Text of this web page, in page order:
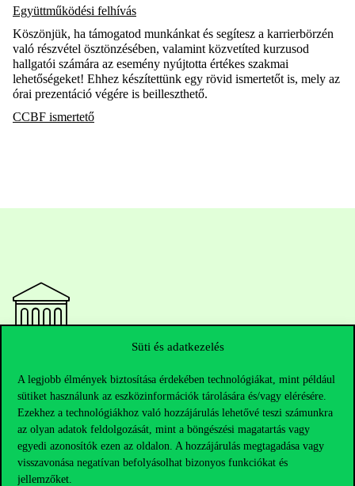
Süti és adatkezelés
A legjobb élmények biztosítása érdekében technológiákat, mint például
sütiket használunk az eszközinformációk tárolására és/vagy elérésére.
Ezekhez a technológiákhoz való hozzájárulás lehetővé teszi számunkra
az olyan adatok feldolgozását, mint a böngészési magatartás vagy
egyedi azonosítók ezen az oldalon. A hozzájárulás megtagadása vagy
visszavonása negatívan befolyásolhat bizonyos funkciókat és
jellemzőket.
Együttműködési felhívás
Köszönjük, ha támogatod munkánkat és segítesz a karrierbörzén
való részvétel ösztönzésében, valamint közvetíted kurzusod
hallgatói számára az esemény nyújtotta értékes szakmai
lehetőségeket! Ehhez készítettünk egy rövid ismertetőt is, mely az
órai prezentáció végére is beilleszthető.
CCBF ismertető
Telefonszám:+36 1 482 5000
Kérdésed van a felvételivel kapcsolatban?